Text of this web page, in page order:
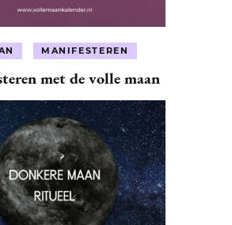
MANIFESTEREN
met de volle maan